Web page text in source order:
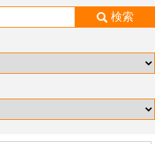
検索